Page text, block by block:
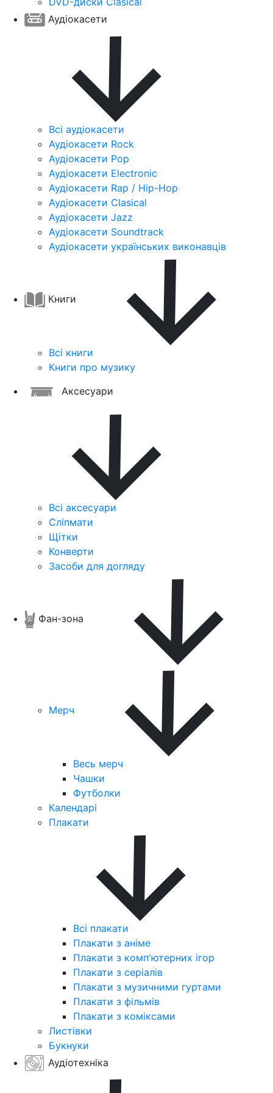
Аудіокасети
Всі аудіокасети
Аудіокасети Rock
Аудіокасети Pop
Аудіокасети Electronic
Аудіокасети Rap / Hip-Hop
Аудіокасети Clasical
Аудіокасети Jazz
Аудіокасети Soundtrack
Аудіокасети українських виконавців
Книги
Всі книги
Книги про музику
Аксесуари
Всі аксесуари
Сліпмати
Щітки
Конверти
Засоби для догляду
Фан-зона
Мерч
Весь мерч
Чашки
Футболки
Календарі
Плакати
Всі плакати
Плакати з аніме
Плакати з комп'ютерних ігор
Плакати з серіалів
Плакати з музичними гуртами
Плакати з фільмів
Плакати з коміксами
Листівки
Букнуки
Аудіотехніка